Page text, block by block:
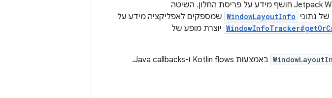
נתוני WindowLayoutInfo שמספקים לאפליקציה מידע על
יוצרת מופע של
באמצעות Kotlin flows ו-Java callbacks.